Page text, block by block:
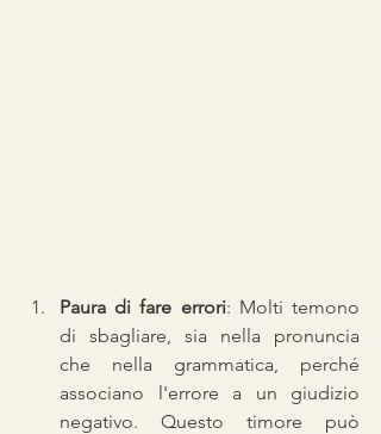
Paura di fare errori: Molti temono
di sbagliare, sia nella pronuncia
che nella grammatica, perché
associano l'errore a un giudizio
negativo. Questo timore può